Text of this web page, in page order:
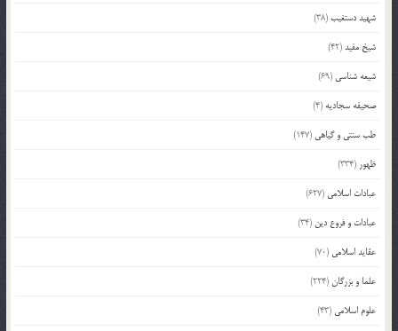
شهید دستغیب(38)
شیخ مفید(42)
شیعه شناسی (69)
صحیفه سجادیه (4)
طب سنتی و گیاهی (147)
ظهور (334)
عبادات اسلامی (627)
عبادات و فروع دین (34)
عقاید اسلامی (70)
علما و بزرگان(224)
علوم اسلامی (43)